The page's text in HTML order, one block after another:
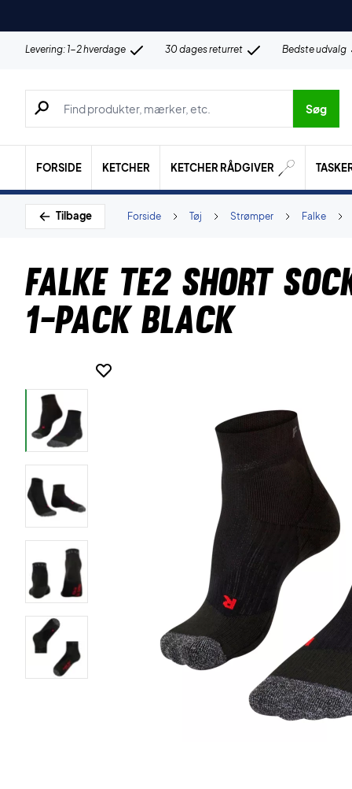
Levering: 1-2 hverdage 30 dages returret Bedste udvalg
Søg efter produkter, mærker etc.
Søg
FORSIDE KETCHER KETCHER RÅDGIVER
Tilbage Falke
Strømper
Tøj
Forside
Falke TE2 Short
1-Pack Black